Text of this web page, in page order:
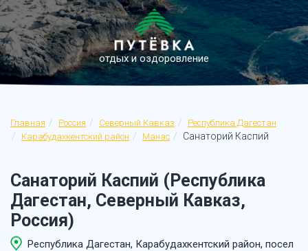
отдых и оздоровление
Главная Россия Северный Кавказ
Республика Дагестан
Карабудахкентский район
Манас Санаторий Каспий
Санаторий Каспий (Республика
Дагестан, Северный Кавказ,
Россия)
Республика Дагестан, Карабудахкентский район, посел